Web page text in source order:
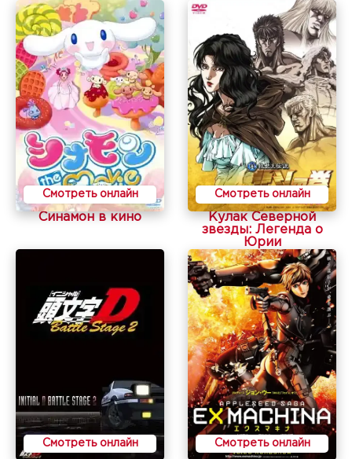
Смотреть онлайн
Синамон в кино
Смотреть онлайн
Кулак Северной
звезды: Легенда о
Юрии
Смотреть онлайн Смотреть онлайн